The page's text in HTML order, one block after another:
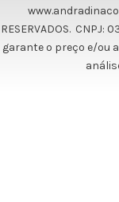
RESERVADOS. CNPJ:
garante o preço e/ou